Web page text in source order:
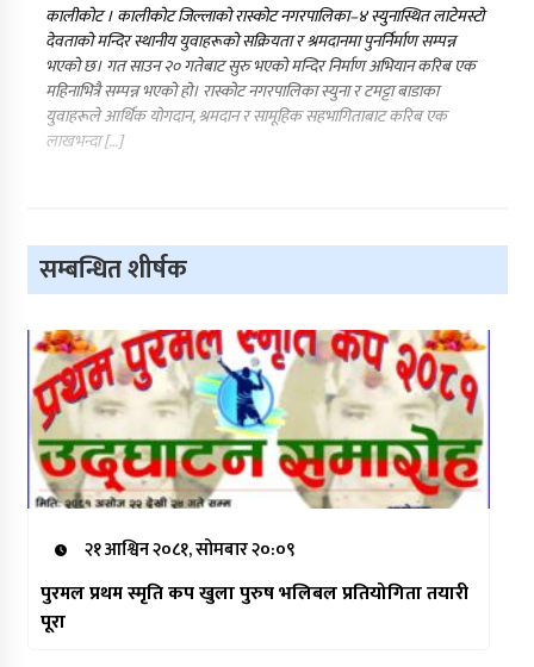
कालीकोट । कालीकोट जिल्लाको रास्कोट नगरपालिका–४ स्युनास्थित लाटेमस्टो
देवताको मन्दिर स्थानीय युवाहरूको सक्रियता र श्रमदानमा पुनर्निर्माण सम्पन्न
भएको छ। गत साउन २० गतेबाट सुरु भएको मन्दिर निर्माण अभियान करिब एक
महिनाभित्रै सम्पन्न भएको हो। रास्कोट नगरपालिका स्युना र टमट्टा बाडाका
युवाहरूले आर्थिक योगदान, श्रमदान र सामूहिक सहभागिताबाट करिब एक
लाखभन्दा […]
सम्बन्धित शीर्षक
२१ आश्विन २०८१, सोमबार २०:०९
पुरमल प्रथम स्मृति कप खुला पुरुष भलिबल प्रतियोगिता तयारी
पूरा